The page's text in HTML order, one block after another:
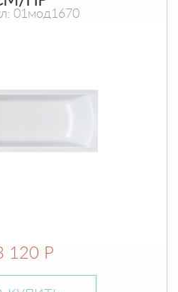
01мод1670
120 Р